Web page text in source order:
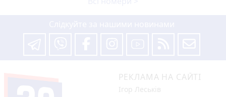
РЕКЛАМА НА САЙТІ
Ігор Леськів